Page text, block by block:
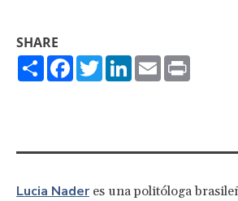
SHARE
ShareFacebook
TwitterLinkedIn
Email
Lucia Naderes una politóloga